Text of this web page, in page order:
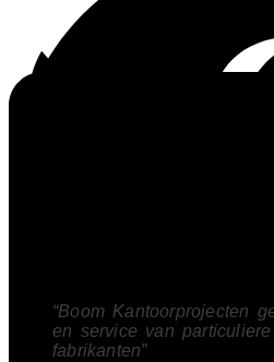
“Boom Kantoorprojecten
en service van
fabrikanten”